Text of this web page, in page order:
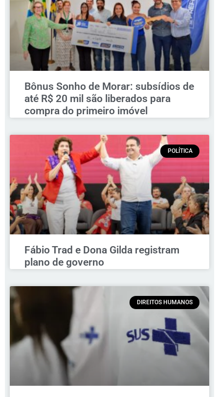
Bônus Sonho de Morar: subsídios de
até R$ 20 mil são liberados para
compra do primeiro imóvel
POLÍTICA
Fábio Trad e Dona Gilda registram
plano de governo
DIREITOS HUMANOS